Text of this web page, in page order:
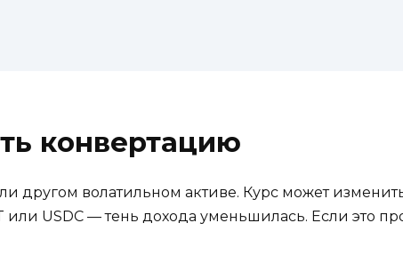
конвертацию
волатильном активе. Курс может
или USDC — тень дохода уменьшилась. Если это